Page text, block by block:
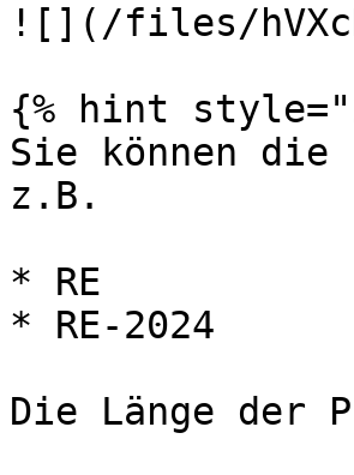
![](/files/
{% hint
Sie können
z.B.
* RE
* RE-2024
Die Länge